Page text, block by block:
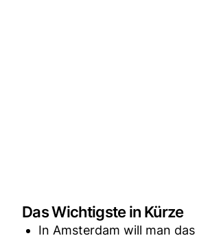
Das Wichtigste in Kürze
In Amsterdam will man